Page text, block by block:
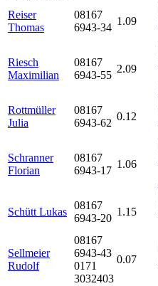
Reiser
Thomas
08167
6943-34
1.09
Riesch
Maximilian
08167
6943-55
2.09
Rottmüller
Julia
08167
6943-62
0.12
Schranner
Florian
08167
6943-17
1.06
Schütt Lukas
08167
6943-20
1.15
Sellmeier
Rudolf
08167
6943-43
0171
3032403
0.07